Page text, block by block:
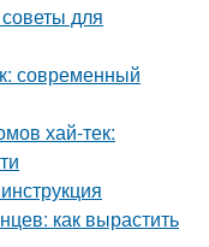
для
современный
хай-тек:
как вырастить